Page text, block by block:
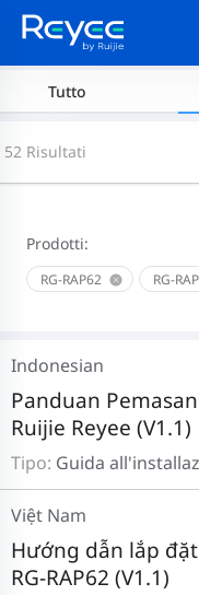
Tutto
52 Risultati
Prodotti:
RG-RAP62 RG-
Tipo: Guida
Panduan
Ruijie Reyee (V1.1)
Indonesian
Hướng dẫn lắp
RG-RAP62 (V1.1)
Việt Nam